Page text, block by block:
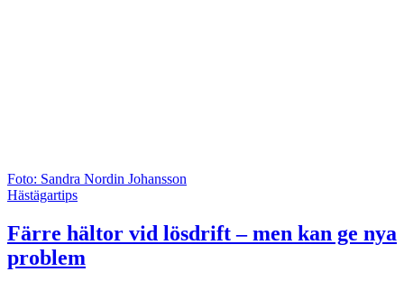
Foto: Sandra Nordin Johansson
Hästägartips
Färre hältor vid lösdrift – men kan ge nya
problem